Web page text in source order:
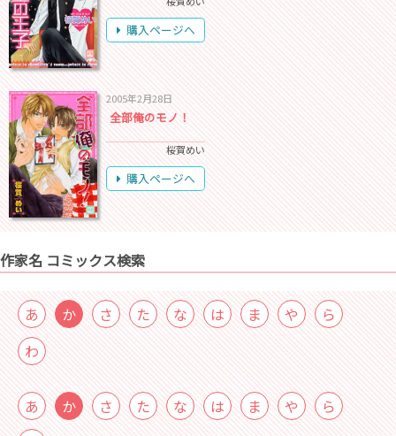
購入ページへ
2005年2月28日
全部俺のモノ！
桜賀めい
購入ページへ
作家名 コミックス検索
あ か さ た な は ま や
ら
わ
あ か さ た な は ま や
ら